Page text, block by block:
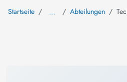
Startseite … Abteilungen